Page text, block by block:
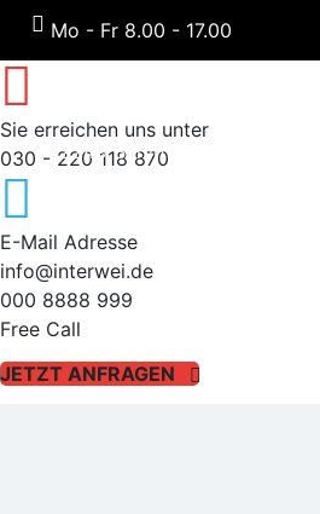
Mo - Fr 8.00 - 17.00
12249 Berlin
Sie erreichen uns unter
030 - 220 118 870
E-Mail Adresse
info@interwei.de
000 8888 999
Free Call
JETZT ANFRAGEN